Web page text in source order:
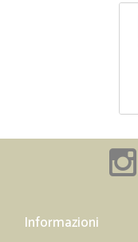
Informazioni